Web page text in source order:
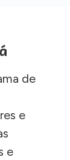
de
e
e